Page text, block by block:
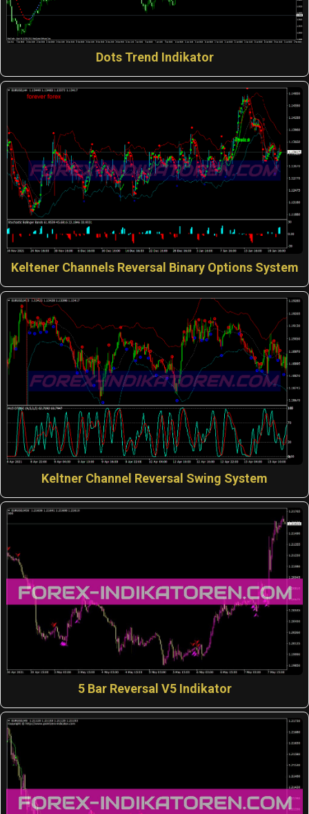
Dots Trend Indikator
Keltener Channels Reversal Binary Options System
Keltner Channel Reversal Swing System
5 Bar Reversal V5 Indikator